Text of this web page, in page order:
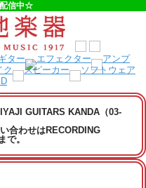
配信中☆
GUITARS KANDA（03-
合わせはRECORDING
で。